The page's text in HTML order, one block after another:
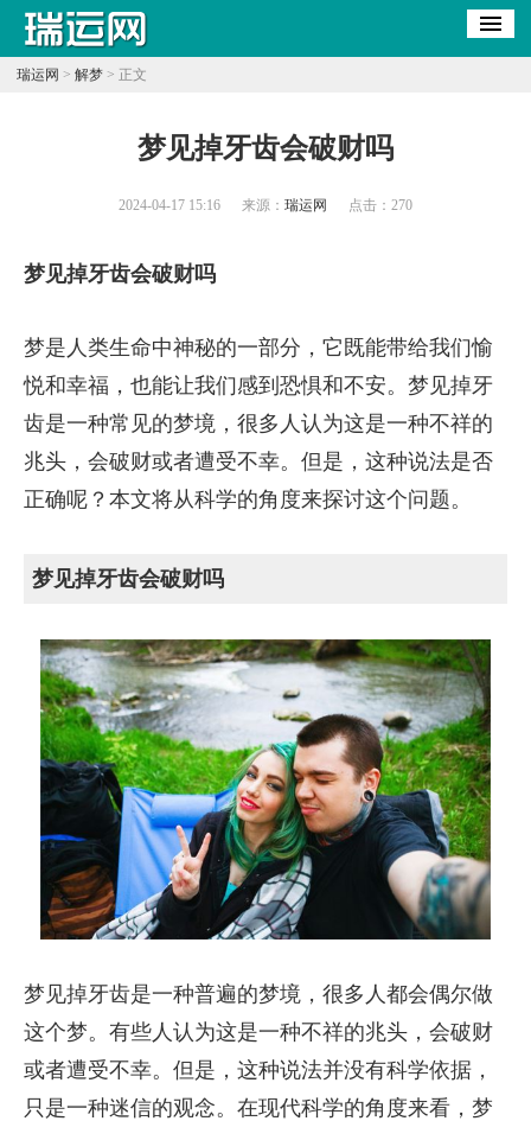
瑞运网 > 解梦> 正文
​梦见掉牙齿会破财吗
2024-04-17 15:16 来源： 瑞运网 点击： 270
梦见掉牙齿会破财吗
梦是人类生命中神秘的一部分，它既能带给我们愉
悦和幸福，也能让我们感到恐惧和不安。梦见掉牙
齿是一种常见的梦境，很多人认为这是一种不祥的
兆头，会破财或者遭受不幸。但是，这种说法是否
正确呢？本文将从科学的角度来探讨这个问题。
梦见掉牙齿会破财吗
梦见掉牙齿是一种普遍的梦境，很多人都会偶尔做
这个梦。有些人认为这是一种不祥的兆头，会破财
或者遭受不幸。但是，这种说法并没有科学依据，
只是一种迷信的观念。在现代科学的角度来看，梦